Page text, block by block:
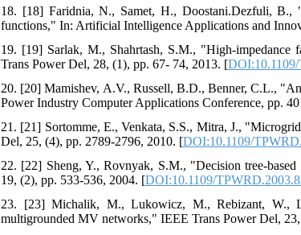
18. [18] Faridnia, N., Samet, H., Doostani.Dezfuli, B.,
functions," In: Artificial Intelligence Applications and
19. [19] Sarlak, M., Shahrtash, S.M., "High-impedance
Trans Power Del, 28, (1), pp. 67- 74, 2013. [
20. [20] Mamishev, A.V., Russell, B.D., Benner, C.L.,
Power Industry Computer Applications Conference, pp.
21. [21] Sortomme, E., Venkata, S.S., Mitra, J.,
Del, 25, (4), pp. 2789-2796, 2010. [DOI:10.1109/
22. [22] Sheng, Y., Rovnyak, S.M., "Decision tree-
19, (2), pp. 533-536, 2004. [DOI:10.1109/
23. [23] Michalik, M., Lukowicz, M., Rebizant, W.,
multigrounded MV networks," IEEE Trans Power Del,